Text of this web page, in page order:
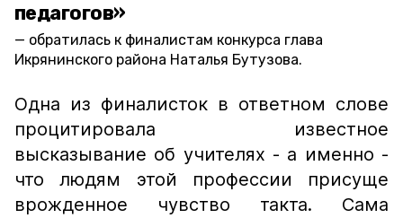
педагогов»
обратилась к финалистам конкурса глава
Икрянинского района Наталья Бутузова.
Одна из финалисток в ответном слове
процитировала известное
высказывание об учителях - а именно -
что людям этой профессии присуще
врожденное чувство такта. Сама